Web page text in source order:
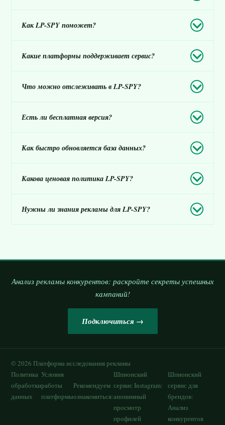
Как LP-SPY поможет?
Какие платформы поддерживает сервис?
Что можно отслеживать в LP-SPY?
Есть ли бесплатная версия?
Как быстро обновляется база данных?
Какова ценовая политика LP-SPY?
Нужны ли знания рекламы для LP-SPY?
Анализ рекламы конкурентов: раскройте секреты успешных
кампаний!
Подключиться →
©2026 Платформа исследования рекламы
Политика
обработки
данных
Условия
работы
платформы
Рекомендуем
ознакомиться:
Шпионский
сервис Instagram:
анонимный
просмотр
профилей
Шпионский
сервис для
брендов:
Анализ
конкурентов